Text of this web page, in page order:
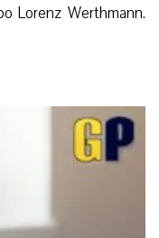
Lorenz Werthmann.